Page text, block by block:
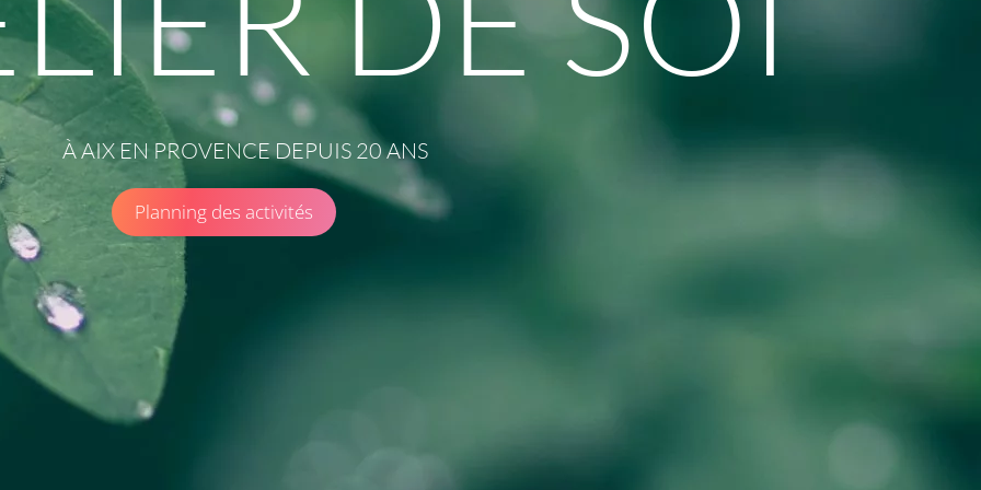
À AIX EN PROVENCE DEPUIS 20 ANS
Planning des activités